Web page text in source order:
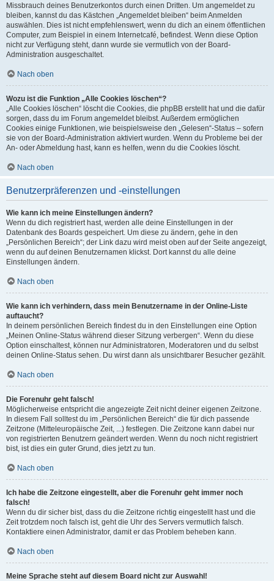
Missbrauch deines Benutzerkontos durch einen Dritten. Um angemeldet zu
bleiben, kannst du das Kästchen „Angemeldet bleiben“ beim Anmelden
auswählen. Dies ist nicht empfehlenswert, wenn du dich an einem öffentlichen
Computer, zum Beispiel in einem Internetcafé, befindest. Wenn diese Option
nicht zur Verfügung steht, dann wurde sie vermutlich von der Board-
Administration ausgeschaltet.
Nach oben
Wozu ist die Funktion „Alle Cookies löschen“?
„Alle Cookies löschen“ löscht die Cookies, die phpBB erstellt hat und die dafür
sorgen, dass du im Forum angemeldet bleibst. Außerdem ermöglichen
Cookies einige Funktionen, wie beispielsweise den „Gelesen“-Status – sofern
sie von der Board-Administration aktiviert wurden. Wenn du Probleme bei der
An- oder Abmeldung hast, kann es helfen, wenn du die Cookies löscht.
Nach oben
Benutzerpräferenzen und -einstellungen
Wie kann ich meine Einstellungen ändern?
Wenn du dich registriert hast, werden alle deine Einstellungen in der
Datenbank des Boards gespeichert. Um diese zu ändern, gehe in den
„Persönlichen Bereich“; der Link dazu wird meist oben auf der Seite angezeigt,
wenn du auf deinen Benutzernamen klickst. Dort kannst du alle deine
Einstellungen ändern.
Nach oben
Wie kann ich verhindern, dass mein Benutzername in der Online-Liste
auftaucht?
In deinem persönlichen Bereich findest du in den Einstellungen eine Option
„Meinen Online-Status während dieser Sitzung verbergen“. Wenn du diese
Option einschaltest, können nur Administratoren, Moderatoren und du selbst
deinen Online-Status sehen. Du wirst dann als unsichtbarer Besucher gezählt.
Nach oben
Die Forenuhr geht falsch!
Möglicherweise entspricht die angezeigte Zeit nicht deiner eigenen Zeitzone.
In diesem Fall solltest du im „Persönlichen Bereich“ die für dich passende
Zeitzone (Mitteleuropäische Zeit, ...) festlegen. Die Zeitzone kann dabei nur
von registrierten Benutzern geändert werden. Wenn du noch nicht registriert
bist, ist dies ein guter Grund, dies jetzt zu tun.
Nach oben
Ich habe die Zeitzone eingestellt, aber die Forenuhr geht immer noch
falsch!
Wenn du dir sicher bist, dass du die Zeitzone richtig eingestellt hast und die
Zeit trotzdem noch falsch ist, geht die Uhr des Servers vermutlich falsch.
Kontaktiere einen Administrator, damit er das Problem beheben kann.
Nach oben
Meine Sprache steht auf diesem Board nicht zur Auswahl!